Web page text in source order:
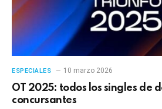
ESPECIALES 10 marzo 2026
OT 2025: todos los singles de
concursantes